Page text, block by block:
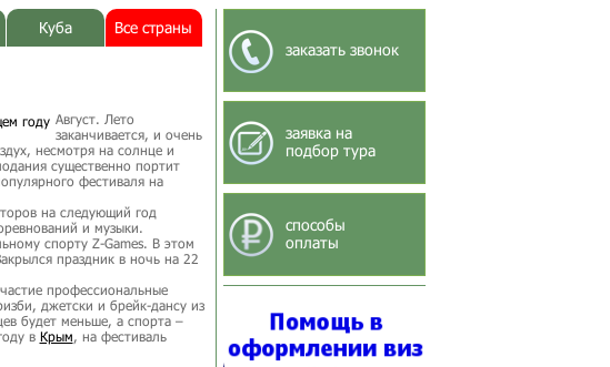
Куба Все страны
Август. Лето
заканчивается, и очень
несмотря на солнце и
существенно портит
фестиваля на
на следующий год
и музыки.
спорту Z-Games. В этом
праздник в ночь на 22
профессиональные
джетски и брейк-дансу из
будет меньше, а спорта –
в Крым, на фестиваль
заказать звонок
заявка на
подбор тура
способы
оплаты